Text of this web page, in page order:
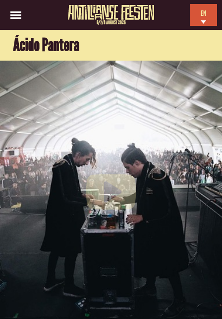
6/7/8 AUGUST 2026
EN
FR
Ácido Pantera